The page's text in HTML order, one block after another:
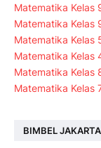
Matematika Kelas
Matematika Kelas
Matematika Kelas
Matematika Kelas
Matematika Kelas
Matematika Kelas
BIMBEL